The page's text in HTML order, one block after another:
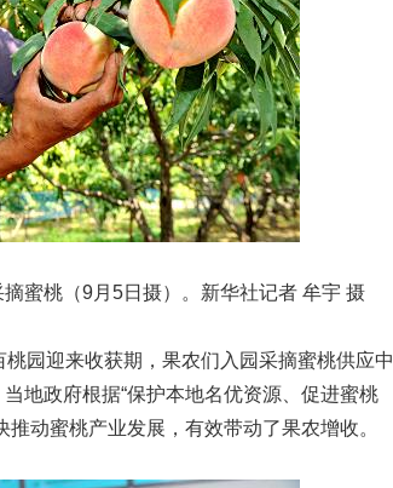
桃（9月5日摄）。新华社记者 牟宇 摄
迎来收获期，果农们入园采摘蜜桃供应中
地政府根据“保护本地名优资源、促进蜜桃
动蜜桃产业发展，有效带动了果农增收。